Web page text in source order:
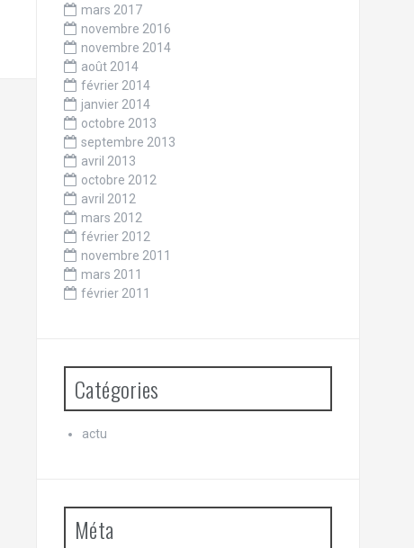
mars 2017
novembre 2016
novembre 2014
août 2014
février 2014
janvier 2014
octobre 2013
septembre 2013
avril 2013
octobre 2012
avril 2012
mars 2012
février 2012
novembre 2011
mars 2011
février 2011
Catégories
actu
Méta